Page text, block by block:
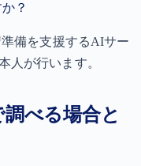
？
備を支援するAIサー
人が行います。
べる場合と